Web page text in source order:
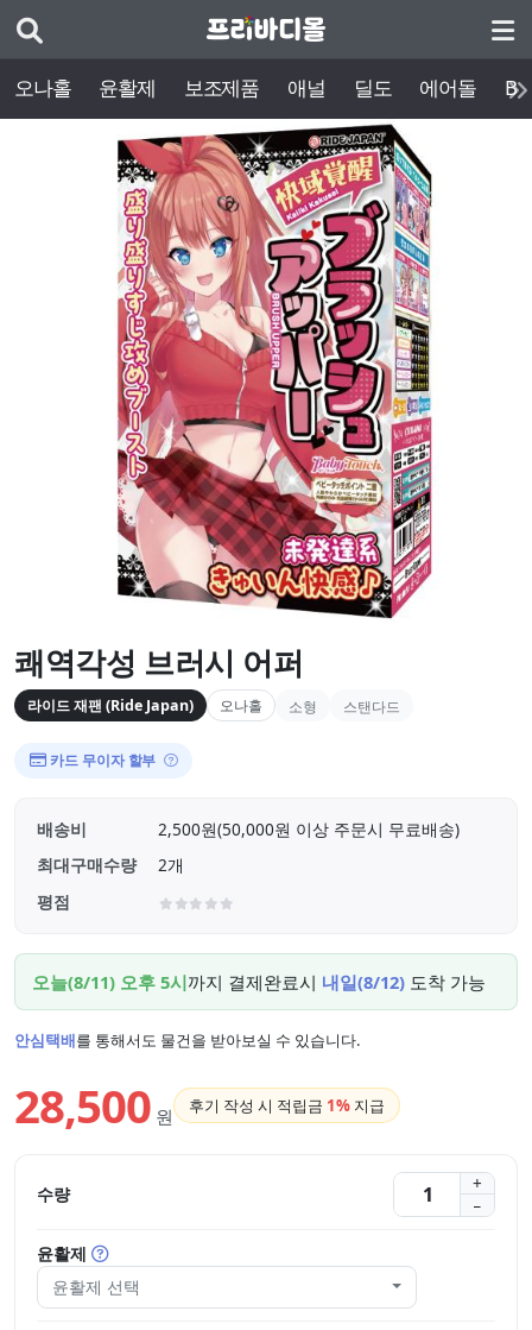
오나홀 윤활제 보조제품 애널 딜도 에어돌
쾌역각성 브러시 어퍼
라이드 재팬 (Ride Japan) 오나홀 소형 스탠다드
카드 무이자 할부
배송비
2,500원(50,000원 이상 주문시 무료배송)
최대구매수량
2개
평점
오늘(8/11) 오후 5시까지 결제완료시 내일(8/12) 도착 가능
안심택배를 통해서도 물건을 받아보실 수 있습니다.
28,500 원 후기 작성 시 적립금 1% 지급
수량
윤활제
윤활제 선택